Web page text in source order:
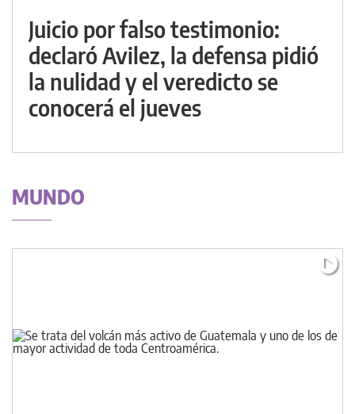
Juicio por falso testimonio:
declaró Avilez, la defensa pidió
la nulidad y el veredicto se
conocerá el jueves
MUNDO